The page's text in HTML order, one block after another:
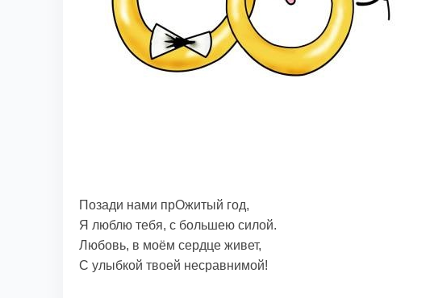
Позади нами прОжитый год,
Я люблю тебя, с большею силой.
Любовь, в моём сердце живет,
С улыбкой твоей несравнимой!